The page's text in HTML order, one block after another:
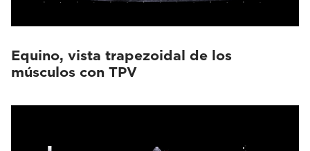
Equino, vista trapezoidal de los
músculos con TPV